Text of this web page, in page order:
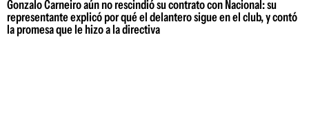
Gonzalo Carneiro aún no rescindió su contrato con Nacional: su
representante explicó por qué el delantero sigue en el club, y contó
la promesa que le hizo a la directiva